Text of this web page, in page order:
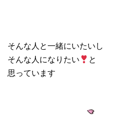
そんな人と一緒にいたいし
そんな人になりたい
と
思っています